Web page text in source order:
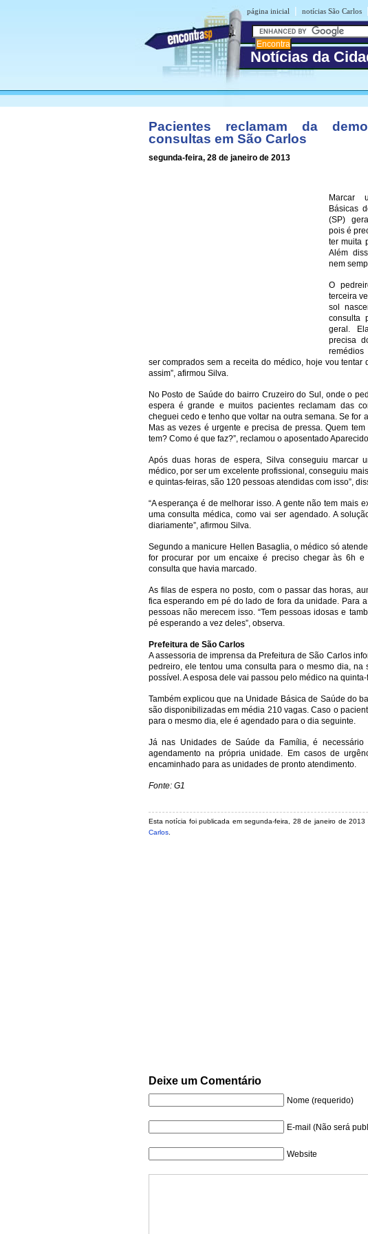
página inicial | notícias São Carlos |
Notícias da
Pacientes reclamam da
consultas em São Carlos
segunda-feira, 28 de janeiro de 2013
Marcar
Básicas
(SP)
pois é
ter muita
Além
nem
O
terceira
sol
consulta
geral.
precisa
ser comprados sem a receita do médico, hoje vou
assim”, afirmou Silva.
No Posto de Saúde do bairro Cruzeiro do Sul, onde o
espera é grande e muitos pacientes reclamam das
cheguei cedo e tenho que voltar na outra semana. Se for
Mas as vezes é urgente e precisa de pressa. Quem
tem? Como é que faz?”, reclamou o aposentado
Após duas horas de espera, Silva conseguiu marcar
médico, por ser um excelente profissional, conseguiu
e quintas-feiras, são 120 pessoas atendidas com isso”,
“A esperança é de melhorar isso. A gente não tem mais
uma consulta médica, como vai ser agendado. A
diariamente”, afirmou Silva.
Segundo a manicure Hellen Basaglia, o médico só
for procurar por um encaixe é preciso chegar às 6h
consulta que havia marcado.
As filas de espera no posto, com o passar das horas,
fica esperando em pé do lado de fora da unidade. Para
pessoas não merecem isso. “Tem pessoas idosas e
pé esperando a vez deles”, observa.
Prefeitura de São Carlos
A assessoria de imprensa da Prefeitura de São Carlos
pedreiro, ele tentou uma consulta para o mesmo dia,
possível. A esposa dele vai passou pelo médico na
Também explicou que na Unidade Básica de Saúde do
são disponibilizadas em média 210 vagas. Caso o
para o mesmo dia, ele é agendado para o dia seguinte.
Já nas Unidades de Saúde da Família, é
agendamento na própria unidade. Em casos de
encaminhado para as unidades de pronto atendimento.
Fonte: G1
Esta notícia foi publicada em segunda-feira, 28 de janeiro de 2013
Carlos.
Deixe um Comentário
Nome (requerido)
E-mail (Não será
Website